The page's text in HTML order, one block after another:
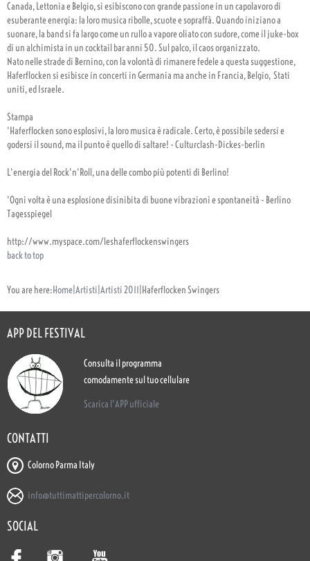
Canada, Lettonia e Belgio, si esibiscono con grande passione in un capolavoro di
esuberante energia: la loro musica ribolle, scuote e sopraffà. Quando iniziano a
suonare, la band si fa largo come un rullo a vapore oliato con sudore, come il juke-box
di un alchimista in un cocktail bar anni 50. Sul palco, il caos organizzato.
Nato nelle strade di Bernino, con la volontà di rimanere fedele a questa suggestione,
Haferflocken si esibisce in concerti in Germania ma anche in Francia, Belgio, Stati
uniti, ed Israele.
Stampa
'Haferflocken sono esplosivi, la loro musica è radicale. Certo, è possibile sedersi e
godersi il sound, ma il punto è quello di saltare! - Culturclash-Dickes-berlin
L'energia del Rock'n'Roll, una delle combo più potenti di Berlino!
'Ogni volta è una esplosione disinibita di buone vibrazioni e spontaneità - Berlino
Tagesspiegel
http://www.myspace.com/leshaferflockenswingers
back to top
You are here:Home Artisti Artisti 2011 Haferflocken Swingers
APP DEL FESTIVAL
Consulta il programma
comodamente sul tuo cellulare
Scarica l'APP ufficiale
CONTATTI
Colorno Parma Italy
info@tuttimattipercolorno.it
SOCIAL